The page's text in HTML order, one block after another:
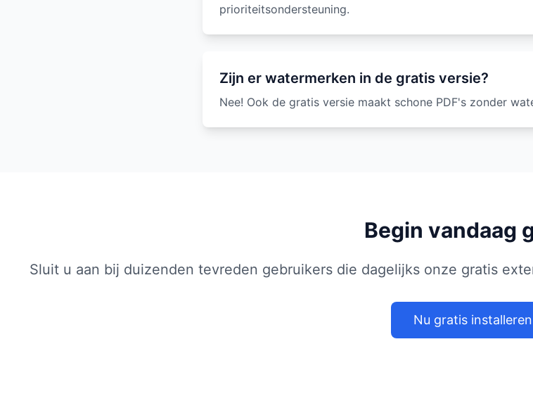
prioriteitsondersteuning.
Zijn er watermerken in de gratis versie?
Nee! Ook de gratis versie maakt schone PDF's zonder
Begin vandaag
Sluit u aan bij duizenden tevreden gebruikers die dagelijks onze gratis
Nu gratis installeren